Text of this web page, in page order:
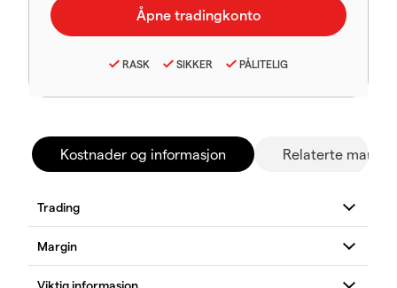
RASK SIKKER PÅLITELIG
Kostnader og informasjon Relaterte